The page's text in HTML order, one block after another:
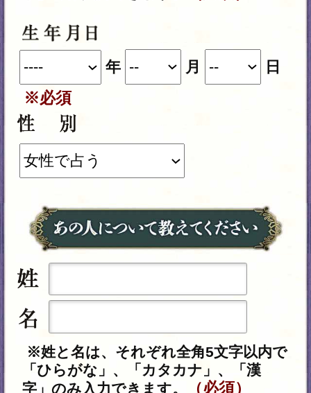
ます。
テレシスネットワーク株式会社は、ご入力
いただいた情報を、占いサービスを提供す
ん。
当社個人情報保護方針（外部サイト）をご確
認の上、必要情報をご入力ください。ま
た、ご購入に関しては、cocoloni占い館の
用規約
に同意の上、必要情報をご入力くだ
さい。
この占い番組は、次の環境でご利用
ください。
＜OS＞